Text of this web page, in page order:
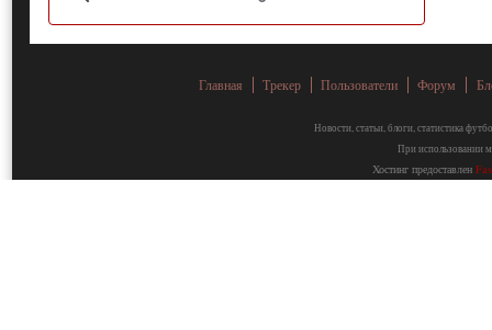
Главная Трекер Пользователи Форум
Новости, статьи, блоги, статистика
При использовании
Хостинг предоставлен